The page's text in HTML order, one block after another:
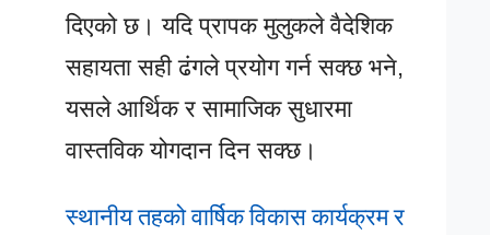
दिएको छ। यदि प्रापक मुलुकले वैदेशिक
सहायता सही ढंगले प्रयोग गर्न सक्छ भने,
यसले आर्थिक र सामाजिक सुधारमा
वास्तविक योगदान दिन सक्छ।
स्थानीय तहको वार्षिक विकास कार्यक्रम र